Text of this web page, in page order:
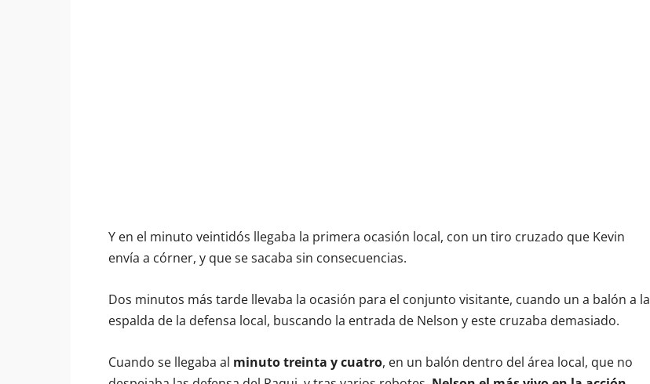
Y en el minuto veintidós llegaba la primera ocasión local, con un tiro cruzado que Kevin
envía a córner, y que se sacaba sin consecuencias.
Dos minutos más tarde llevaba la ocasión para el conjunto visitante, cuando un a balón a la
espalda de la defensa local, buscando la entrada de Nelson y este cruzaba demasiado.
Cuando se llegaba al minuto treinta y cuatro, en un balón dentro del área local, que no